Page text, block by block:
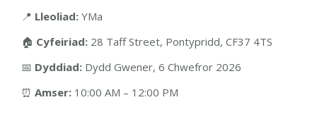
📍 Lleoliad: YMa
🏠 Cyfeiriad: 28 Taff Street, Pontypridd, CF37 4TS
📅 Dyddiad: Dydd Gwener, 6 Chwefror 2026
⏰ Amser: 10:00 AM – 12:00 PM